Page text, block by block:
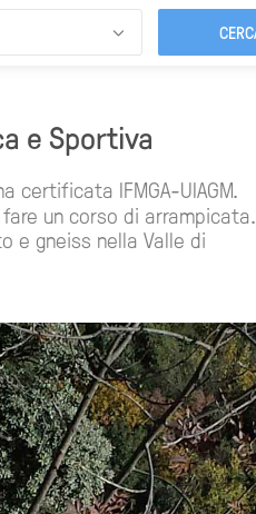
e Sportiva
certificata IFMGA-UIAGM.
un corso di arrampicata.
e gneiss nella Valle di